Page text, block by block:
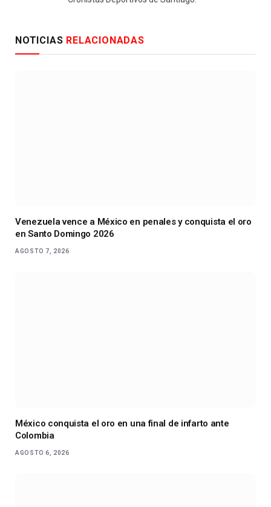
NOTICIAS RELACIONADAS
Venezuela vence a México en penales y conquista el oro
en Santo Domingo 2026
AGOSTO 7, 2026
México conquista el oro en una final de infarto ante
Colombia
AGOSTO 6, 2026